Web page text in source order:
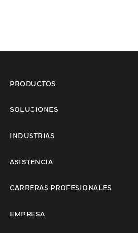
PRODUCTOS
SOLUCIONES
INDUSTRIAS
ASISTENCIA
CARRERAS PROFESIONALES
EMPRESA